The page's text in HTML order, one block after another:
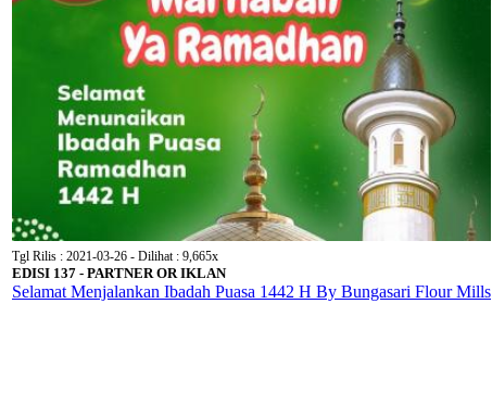
Tgl Rilis : 2021-03-26 - Dilihat : 9,665x
EDISI 137 - PARTNER OR IKLAN
Selamat Menjalankan Ibadah Puasa 1442 H By Bungasari Flour Mills